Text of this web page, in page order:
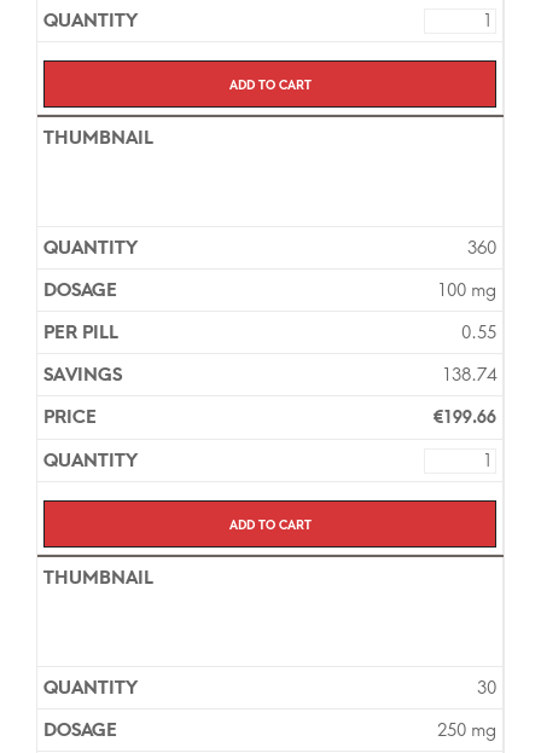
Add to cart
360
100 mg
0.55
138.74
€199.66
Add to cart
30
250 mg